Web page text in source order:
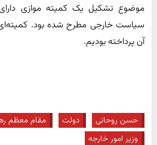
موضوع تشکیل یک کمیته موازی
سیاست خارجی مطرح شده بود. کمیته‌ای
آن پرداخته بودیم.
حسن روحانی دولت مقام معظم
وزیر امور خارجه